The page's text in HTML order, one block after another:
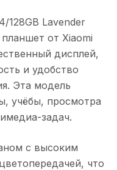
128GB Lavender
от Xiaomi
дисплей,
и удобство
Эта модель
учёбы, просмотра
задач.
с высоким
что